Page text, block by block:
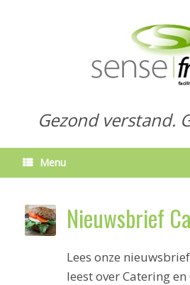
Gezond verstand.
Menu
Nieuwsbrief
Lees onze
leest over Catering en